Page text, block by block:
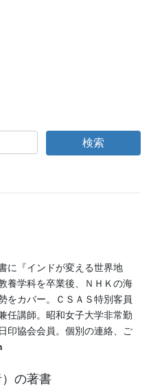
に『インドが変える世界地
養学科を卒業後、ＮＨＫの海
をカバー。ＣＳＡＳ特別客員
任講師。昭和女子大学非常勤
印協会会員。個別の連絡、ご
の著書